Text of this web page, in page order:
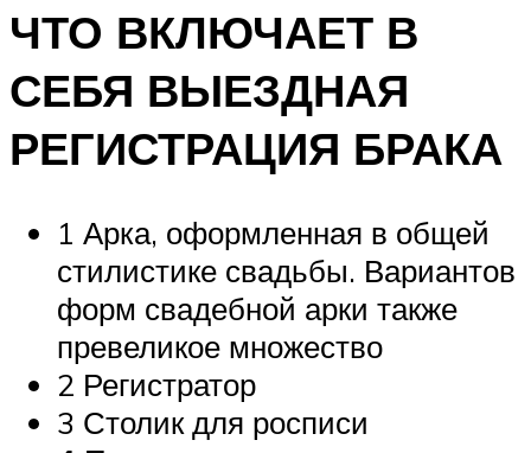
ЧТО ВКЛЮЧАЕТ В
СЕБЯ ВЫЕЗДНАЯ
РЕГИСТРАЦИЯ БРАКА
1 Арка, оформленная в общей
стилистике свадьбы. Вариантов
форм свадебной арки также
превеликое множество
2 Регистратор
3 Столик для росписи